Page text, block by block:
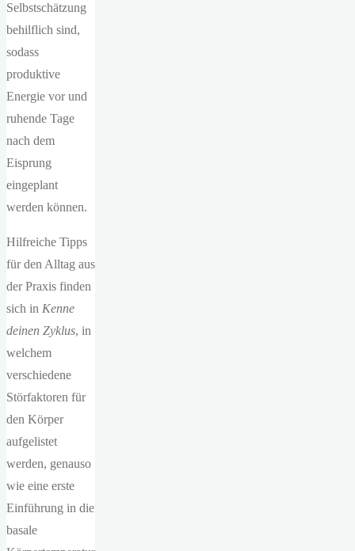
Selbstschätzung
behilflich sind,
sodass
produktive
Energie vor und
ruhende Tage
nach dem
Eisprung
eingeplant
werden können.
Hilfreiche Tipps
für den Alltag aus
der Praxis finden
sich in Kenne
deinen Zyklus, in
welchem
verschiedene
Störfaktoren für
den Körper
aufgelistet
werden, genauso
wie eine erste
Einführung in die
basale